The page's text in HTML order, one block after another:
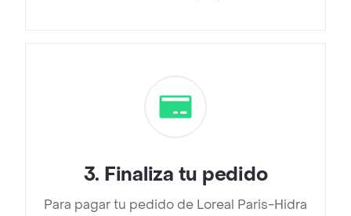
3. Finaliza tu pedido
Para pagar tu pedido de Loreal Paris-Hidra